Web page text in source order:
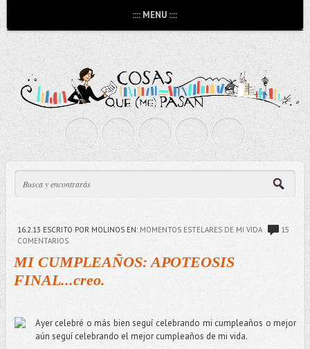
:::: MENU ::::
16.2.13 ESCRITO POR MOLINOS EN: MOMENTOS ESTELARES DE MI VIDA
15
COMENTARIOS
MI CUMPLEAÑOS: APOTEOSIS
FINAL...creo.
Ayer celebré o más bien seguí celebrando mi cumpleaños o mejor
aún seguí celebrando el mejor cumpleaños de mi vida.